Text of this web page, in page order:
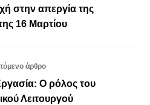
στην απεργία της
16 Μαρτίου
άρθρο
Ο ρόλος του
Λειτουργού